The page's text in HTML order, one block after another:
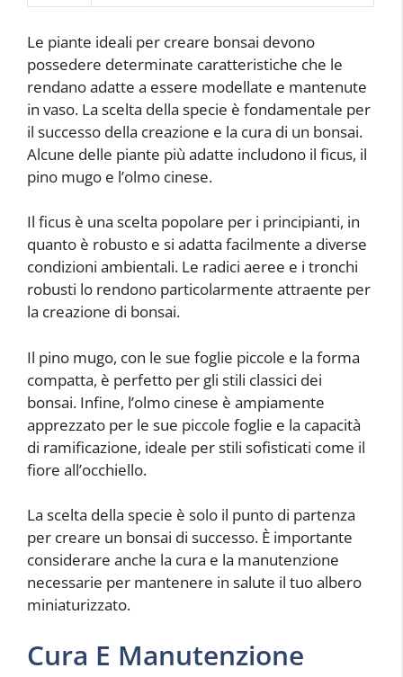
Le piante ideali per creare bonsai devono
possedere determinate caratteristiche che le
rendano adatte a essere modellate e mantenute
in vaso. La scelta della specie è fondamentale per
il successo della creazione e la cura di un bonsai.
Alcune delle piante più adatte includono il ficus, il
pino mugo e l’olmo cinese.
Il ficus è una scelta popolare per i principianti, in
quanto è robusto e si adatta facilmente a diverse
condizioni ambientali. Le radici aeree e i tronchi
robusti lo rendono particolarmente attraente per
la creazione di bonsai.
Il pino mugo, con le sue foglie piccole e la forma
compatta, è perfetto per gli stili classici dei
bonsai. Infine, l’olmo cinese è ampiamente
apprezzato per le sue piccole foglie e la capacità
di ramificazione, ideale per stili sofisticati come il
fiore all’occhiello.
La scelta della specie è solo il punto di partenza
per creare un bonsai di successo. È importante
considerare anche la cura e la manutenzione
necessarie per mantenere in salute il tuo albero
miniaturizzato.
Cura E Manutenzione